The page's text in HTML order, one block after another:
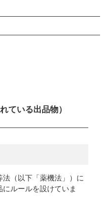
ている出品物）
法（以下「薬機法」）に
ルールを設けていま